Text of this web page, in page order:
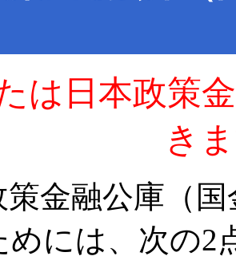
は日本政策
き
金融公庫（国
めには、次の2